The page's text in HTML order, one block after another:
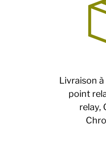
Livraison
point
relay,